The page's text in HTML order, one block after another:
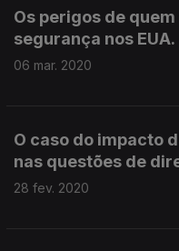
Os perigos de
segurança nos EUA.
06 mar. 2020
O caso do impacto
nas questões de
28 fev. 2020